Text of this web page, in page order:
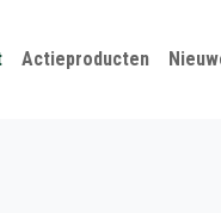
Actieproducten